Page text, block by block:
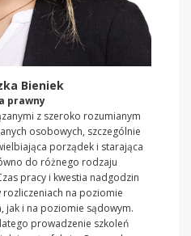
Bieniek
prawny
z szeroko rozumianym
osobowych, szczególnie
porządek i starająca
do różnego rodzaju
pracy i kwestia nadgodzin
na poziomie
jak i na poziomie sądowym.
prowadzenie szkoleń